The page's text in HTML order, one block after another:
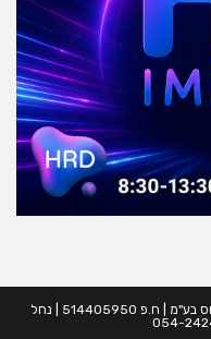
כל הזכויות שמורות לחברת HRD הכשרות לגיוס בע"מ | ח.פ 514405950 | נחל